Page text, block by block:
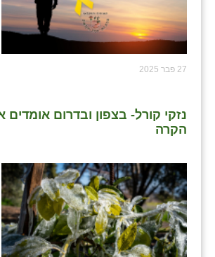
27 פבר 2025
נזקי קורל- בצפון ובדרום אומדים
הקרה